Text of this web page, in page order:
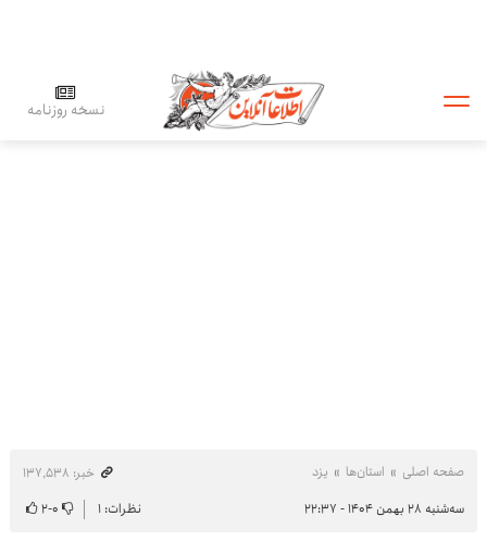
نسخه روزنامه
صفحه اصلی استان‌ها یزد
خبر: ۱۳۷٬۵۳۸
سه‌شنبه ۲۸ بهمن ۱۴۰۴ - ۲۲:۳۷
نظرات: ۱ ۰-۲